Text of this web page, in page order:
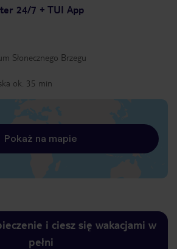
24/7 + TUI App
Słonecznego Brzegu
ok. 35 min
Pokaż na mapie
i ciesz się wakacjami w
pełni